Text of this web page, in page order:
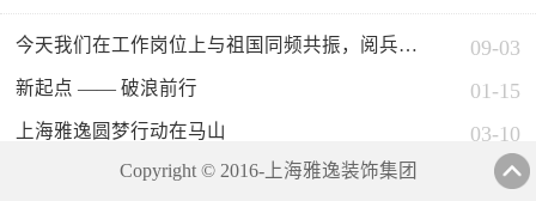
今天我们在工作岗位上与祖国同频共振，阅兵展示国威军威-致敬伟大祖国！ 09-03
新起点 —— 破浪前行 01-15
上海雅逸圆梦行动在马山 03-10
学习培训】公司组织开展学习培训活动 02-15
Copyright © 2016-上海雅逸装饰集团